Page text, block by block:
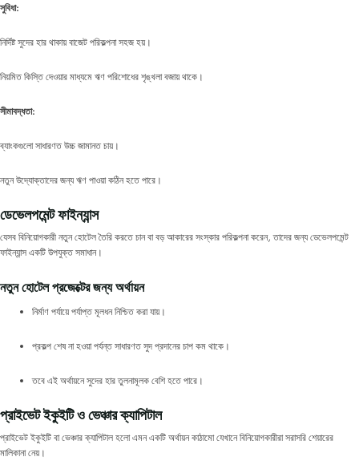
সুবিধা:
নির্দিষ্ট সুদের হার থাকায় বাজেট পরিকল্পনা সহজ হয়।
নিয়মিত কিস্তি দেওয়ার মাধ্যমে ঋণ পরিশোধের শৃঙ্খলা বজায় থাকে।
সীমাবদ্ধতা:
ব্যাংকগুলো সাধারণত উচ্চ জামানত চায়।
নতুন উদ্যোক্তাদের জন্য ঋণ পাওয়া কঠিন হতে পারে।
ডেভেলপমেন্ট ফাইন্যান্স
যেসব বিনিয়োগকারী নতুন হোটেল তৈরি করতে চান বা বড় আকারের সংস্কার পরিকল্পনা করেন, তাদের জন্য ডেভেলপমেন্ট
ফাইন্যান্স একটি উপযুক্ত সমাধান।
নতুন হোটেল প্রজেক্টের জন্য অর্থায়ন
নির্মাণ পর্যায়ে পর্যাপ্ত মূলধন নিশ্চিত করা যায়।
প্রকল্প শেষ না হওয়া পর্যন্ত সাধারণত সুদ প্রদানের চাপ কম থাকে।
তবে এই অর্থায়নে সুদের হার তুলনামূলক বেশি হতে পারে।
প্রাইভেট ইকুইটি ও ভেঞ্চার ক্যাপিটাল
প্রাইভেট ইকুইটি বা ভেঞ্চার ক্যাপিটাল হলো এমন একটি অর্থায়ন কাঠামো যেখানে বিনিয়োগকারীরা সরাসরি শেয়ারের
মালিকানা নেয়।